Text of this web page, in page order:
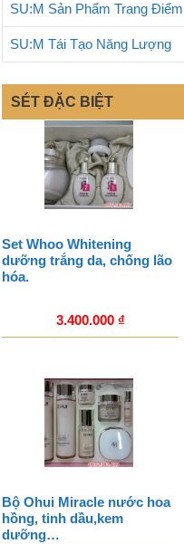
SU:M Sản Phẩm Trang Điểm
SU:M Tái Tạo Năng Lượng
SÉT ĐẶC BIỆT
Set Whoo Whitening
dưỡng trắng da, chống lão
hóa.
3.400.000 ₫
Bộ Ohui Miracle nước hoa
hồng, tinh dầu,kem
dưỡng…